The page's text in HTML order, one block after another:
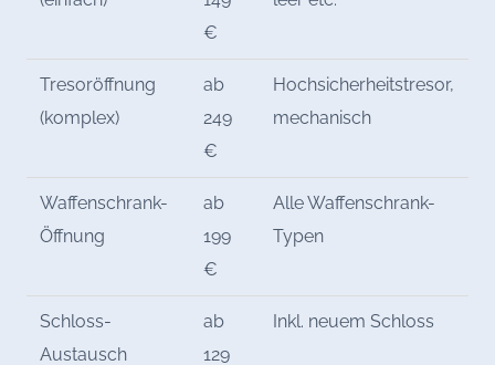
€
Tresoröffnung
(komplex)
ab
249
€
Hochsicherheitstresor,
mechanisch
Waffenschrank-
Öffnung
ab
199
€
Alle Waffenschrank-
Typen
Schloss-
Austausch
ab
129
Inkl. neuem Schloss